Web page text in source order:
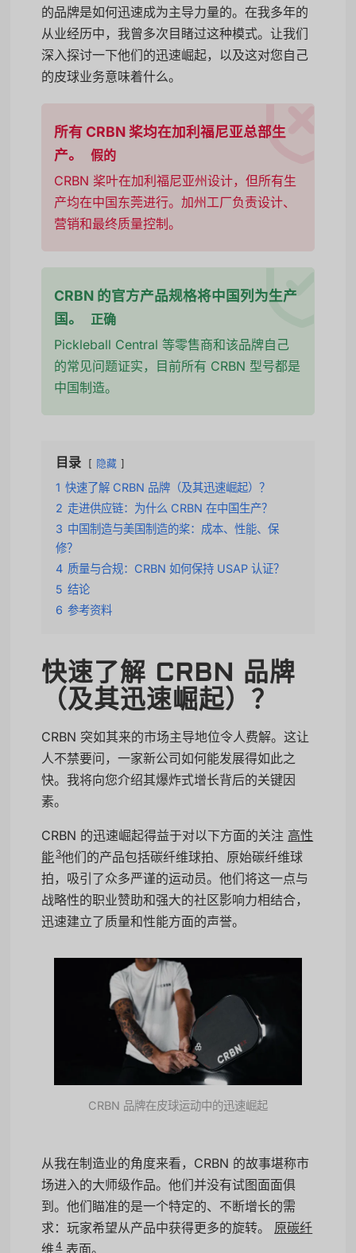
的品牌是如何迅速成为主导力量的。在我多年的
从业经历中，我曾多次目睹过这种模式。让我们
深入探讨一下他们的迅速崛起，以及这对您自己
的皮球业务意味着什么。
所有 CRBN 桨均在加利福尼亚总部生
产。
假的
CRBN 桨叶在加利福尼亚州设计，但所有生
产均在中国东莞进行。加州工厂负责设计、
营销和最终质量控制。
CRBN 的官方产品规格将中国列为生产
国。
正确
Pickleball Central 等零售商和该品牌自己
的常见问题证实，目前所有 CRBN 型号都是
中国制造。
目录 隐藏
1 快速了解 CRBN 品牌（及其迅速崛起）？
2 走进供应链：为什么 CRBN 在中国生产？
3 中国制造与美国制造的桨：成本、性能、保
修？
4 质量与合规：CRBN 如何保持 USAP 认证？
5 结论
6 参考资料
快速了解 CRBN 品牌
（及其迅速崛起）？
CRBN 突如其来的市场主导地位令人费解。这让
人不禁要问，一家新公司如何能发展得如此之
快。我将向您介绍其爆炸式增长背后的关键因
素。
CRBN 的迅速崛起得益于对以下方面的关注 高性
能 3他们的产品包括碳纤维球拍、原始碳纤维球
拍，吸引了众多严谨的运动员。他们将这一点与
战略性的职业赞助和强大的社区影响力相结合，
迅速建立了质量和性能方面的声誉。
CRBN 品牌在皮球运动中的迅速崛起
从我在制造业的角度来看，CRBN 的故事堪称市
场进入的大师级作品。他们并没有试图面面俱
到。他们瞄准的是一个特定的、不断增长的需
求：玩家希望从产品中获得更多的旋转。 原碳纤
维 4表面。